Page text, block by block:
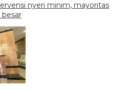
nyeri minim, mayoritas